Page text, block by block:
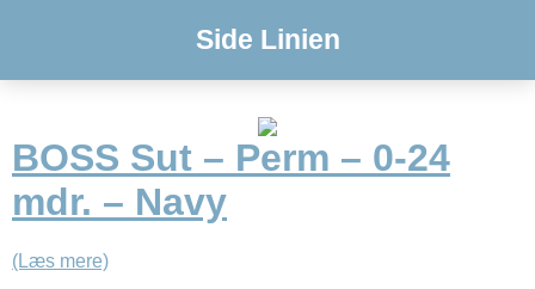
Side Linien
BOSS Sut – Perm – 0-24
mdr. – Navy
(Læs mere)